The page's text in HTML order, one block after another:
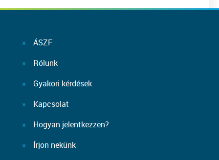
ÁSZF
Rólunk
Gyakori kérdések
Kapcsolat
Hogyan jelentkezzen?
Írjon nekünk